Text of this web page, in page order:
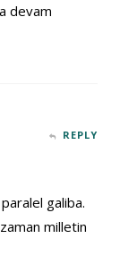
devam
REPLY
galiba.
milletin